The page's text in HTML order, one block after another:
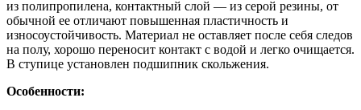
из полипропилена, контактный слой — из серой резины, от
обычной ее отличают повышенная пластичность и
износоустойчивость. Материал не оставляет после себя следов
на полу, хорошо переносит контакт с водой и легко очищается.
В ступице установлен подшипник скольжения.
Особенности: